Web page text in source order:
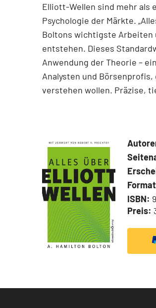
Elliott-Wellen sind mehr als
Psychologie der Märkte.
Boltons wichtigste Arbeiten
entstehen. Dieses
Anwendung der Theorie –
Analysten und
verstehen wollen. Präzise,
ISBN:
Preis: